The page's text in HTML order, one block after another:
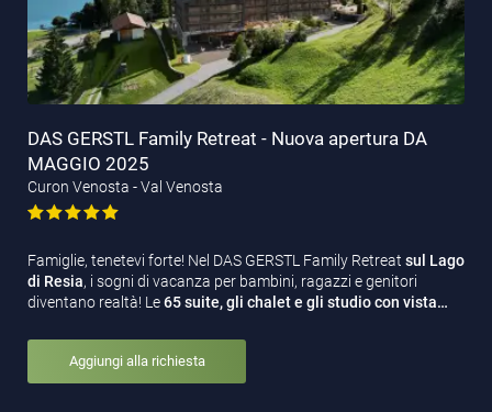
DAS GERSTL Family Retreat - Nuova apertura DA
MAGGIO 2025
Curon Venosta - Val Venosta
Famiglie, tenetevi forte! Nel DAS GERSTL Family Retreat sul Lago
di Resia, i sogni di vacanza per bambini, ragazzi e genitori
diventano realtà! Le65 suite, gli chalet e gli studio con vista…
Aggiungi alla richiesta